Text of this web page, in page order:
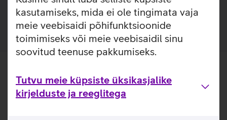
kasutamiseks, mida ei ole tingimata vaja
meie veebisaidi põhifunktsioonide
toimimiseks või meie veebisaidil sinu
soovitud teenuse pakkumiseks.
Tutvu meie küpsiste üksikasjalike
kirjelduste ja reeglitega
laadijatega.